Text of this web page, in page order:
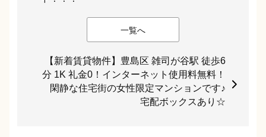
一覧へ
【新着賃貸物件】豊島区 雑司が谷駅 徒歩6
分 1K 礼金0！インターネット使用料無料！
閑静な住宅街の女性限定マンションです♪
宅配ボックスあり☆